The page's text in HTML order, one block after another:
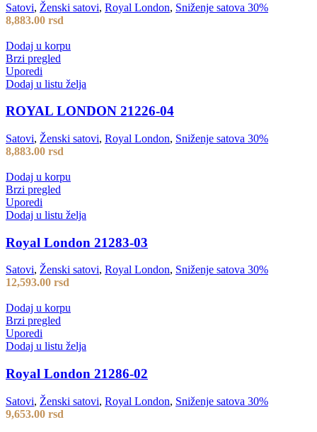
Satovi, Ženski satovi, Royal London, Sniženje satova 30%
8,883.00 rsd
Dodaj u korpu
Brzi pregled
Uporedi
Dodaj u listu želja
ROYAL LONDON 21226-04
Satovi, Ženski satovi, Royal London, Sniženje satova 30%
8,883.00 rsd
Dodaj u korpu
Brzi pregled
Uporedi
Dodaj u listu želja
Royal London 21283-03
Satovi, Ženski satovi, Royal London, Sniženje satova 30%
12,593.00 rsd
Dodaj u korpu
Brzi pregled
Uporedi
Dodaj u listu želja
Royal London 21286-02
Satovi, Ženski satovi, Royal London, Sniženje satova 30%
9,653.00 rsd